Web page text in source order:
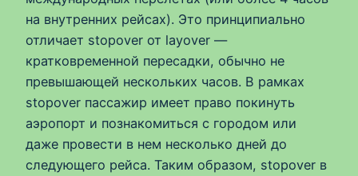
на внутренних рейсах). Это принципиально
отличает stopover от layover —
кратковременной пересадки, обычно не
превышающей нескольких часов. В рамках
stopover пассажир имеет право покинуть
аэропорт и познакомиться с городом или
даже провести в нем несколько дней до
следующего рейса. Таким образом, stopover в